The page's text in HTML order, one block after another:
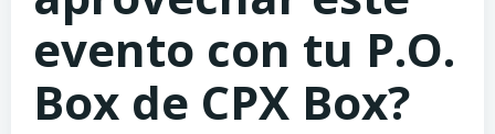
evento con tu P.O.
Box de CPX Box?